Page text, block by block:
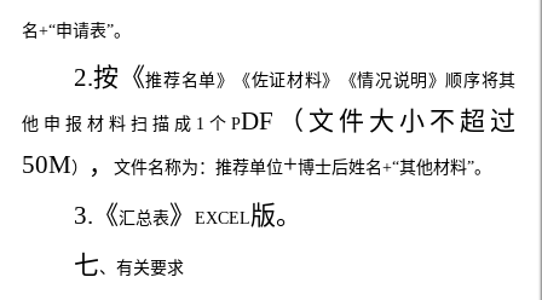
名+“申请表”。
2.按《推荐名单》《佐证材料》《情况说明》顺序将其
他申报材料扫描成 1 个 PDF （文件大小不超过
50M） ， 文件名称为：推荐单位+博士后姓名+“其他材料”。
3. 《汇总表》 EXCEL版。
七、有关要求